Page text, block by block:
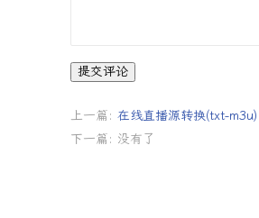
提交评论
上一篇: 在线直播源转换(txt-m3u)
下一篇: 没有了